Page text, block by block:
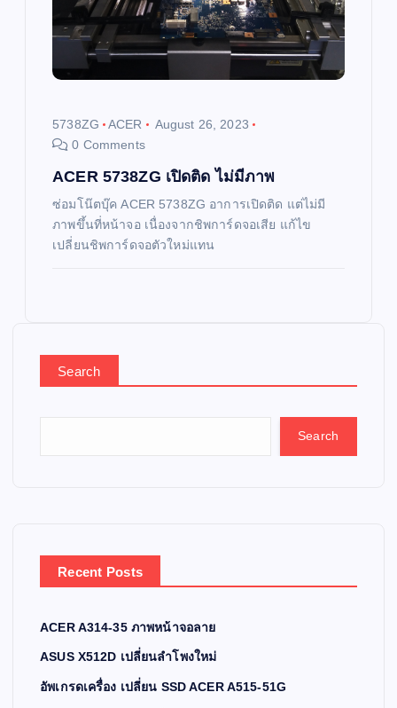
5738ZG ACER
August 26, 2023
0 Comments
ACER 5738ZG เปิดติด ไม่มีภาพ
ซ่อมโน๊ตบุ๊ค ACER 5738ZG อาการเปิดติด แต่ไม่มี
ภาพขึ้นที่หน้าจอ เนื่องจากชิพการ์ดจอเสีย แก้ไข
เปลี่ยนชิพการ์ดจอตัวใหม่แทน
Search
Search
Recent Posts
ACER A314-35 ภาพหน้าจอลาย
ASUS X512D เปลี่ยนลำโพงใหม่
อัพเกรดเครื่อง เปลี่ยน SSD ACER A515-51G